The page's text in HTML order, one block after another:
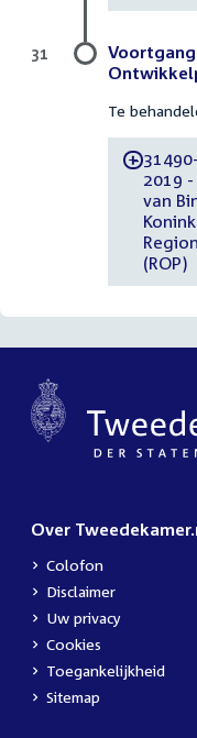
Te
-
2019
van
(ROP)
31
Over
Colofon
Disclaimer
Uw privacy
Cookies
Toegankelijkheid
Sitemap